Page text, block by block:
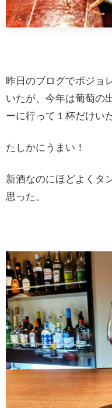
昨日のブログでボジョ
いたが、今年は葡萄の
ーに行って１杯だけい
たしかにうまい！
新酒なのにほどよくタ
思った。